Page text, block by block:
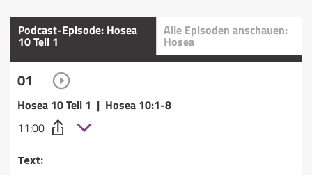
Podcast-Episode: Hosea
10 Teil 1
Alle Episoden anschauen:
Hosea
01
Hosea 10 Teil 1 | Hosea 10:1-8
11:00
Text: